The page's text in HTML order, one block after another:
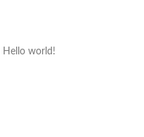
Hello world!